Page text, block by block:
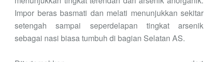
Impor beras basmati dan melati menunjukkan sekitar
setengah sampai seperdelapan tingkat arsenik
sebagai nasi biasa tumbuh di bagian Selatan AS.